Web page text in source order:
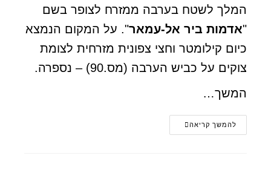
המלך לשטח בערבה ממזרח לצופר בשם
"אדמות ביר אל-עמאר". על המקום הנמצא
כיום קילומטר וחצי צפונית מזרחית לצומת
צוקים על כביש הערבה (מס.90) – נספרה.
המשך…
להמשך קריאה